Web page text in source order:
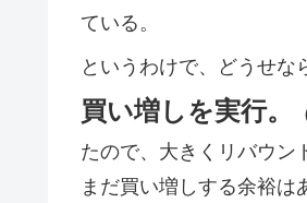
ている。
というわけで、どうせ
買い増しを実行。
たので、大きくリバウン
まだ買い増しする余裕